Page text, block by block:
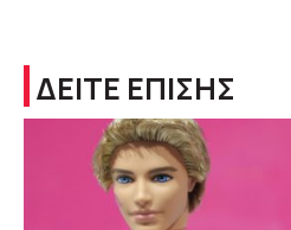
ΔΕΙΤΕ ΕΠΙΣΗΣ